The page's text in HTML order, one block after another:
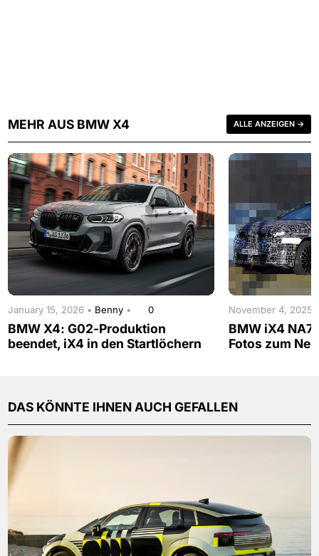
MEHR AUS BMW X4 ALLE ANZEIGEN →
January 15, 2026 • Benny • 0
BMW X4: G02-Produktion
beendet, iX4 in den Startlöchern
November 4, 2025
BMW iX4
Fotos zum
DAS KÖNNTE IHNEN AUCH GEFALLEN